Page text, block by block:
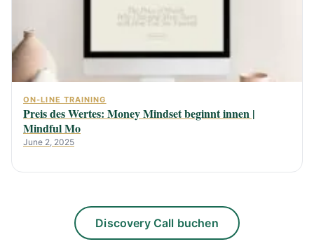
ON-LINE TRAINING
Preis des Wertes: Money Mindset beginnt innen |
Mindful Mo
June 2, 2025
Discovery Call buchen